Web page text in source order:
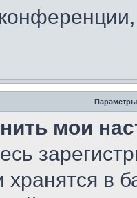
Параметры
мои
хранятся в